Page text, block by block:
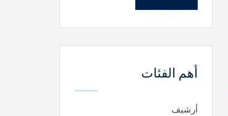
أهم الفئات
أرشيف